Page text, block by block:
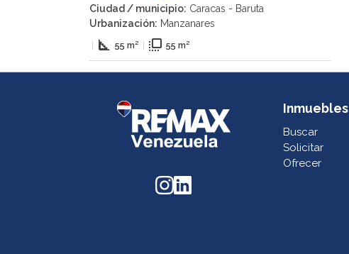
Ciudad / municipio: Caracas - Baruta
Urbanización: Manzanares
| square_foot 55 m² | flip_to_front 55 m²
Inmuebles
Buscar
Solicitar
Ofrecer